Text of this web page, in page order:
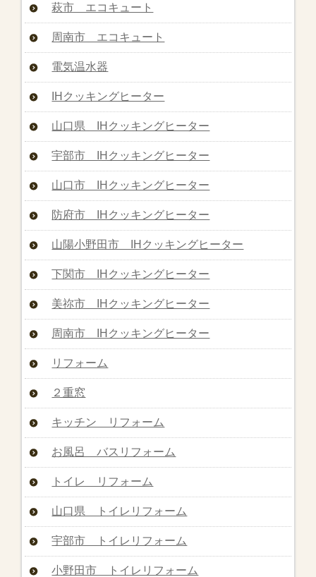
萩市 エコキュート
周南市 エコキュート
電気温水器
IHクッキングヒーター
山口県 IHクッキングヒーター
宇部市 IHクッキングヒーター
山口市 IHクッキングヒーター
防府市 IHクッキングヒーター
山陽小野田市 IHクッキングヒーター
下関市 IHクッキングヒーター
美祢市 IHクッキングヒーター
周南市 IHクッキングヒーター
リフォーム
２重窓
キッチン リフォーム
お風呂 バスリフォーム
トイレ リフォーム
山口県 トイレリフォーム
宇部市 トイレリフォーム
小野田市 トイレリフォーム